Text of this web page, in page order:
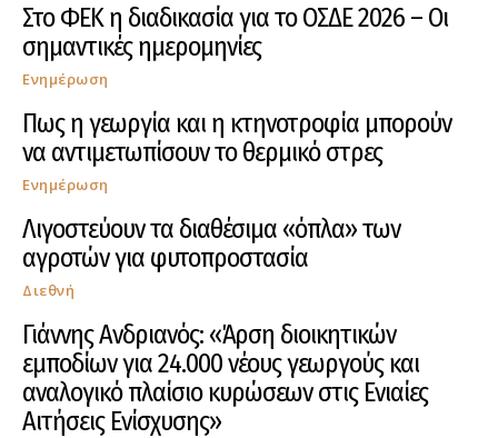
Στο ΦΕΚ η διαδικασία για το ΟΣΔΕ 2026 – Οι
σημαντικές ημερομηνίες
Ενημέρωση
Πως η γεωργία και η κτηνοτροφία μπορούν
να αντιμετωπίσουν το θερμικό στρες
Ενημέρωση
Λιγοστεύουν τα διαθέσιμα «όπλα» των
αγροτών για φυτοπροστασία
Διεθνή
Γιάννης Ανδριανός: «Άρση διοικητικών
εμποδίων για 24.000 νέους γεωργούς και
αναλογικό πλαίσιο κυρώσεων στις Ενιαίες
Αιτήσεις Ενίσχυσης»